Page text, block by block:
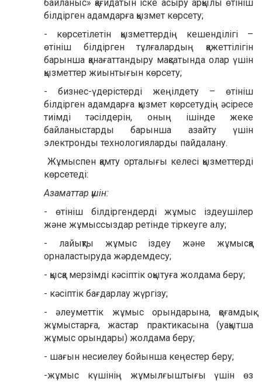
байланыс» қағидатын іске асыру арқылы өтініш
білдірген адамдарға қызмет көрсету;
- көрсетілетін қызметтердің кешенділігі –
өтініш білдірген тұлғалардың қажеттілігін
барынша қанағаттандыру мақсатында олар үшін
қызметтер жиынтығын көрсету;
- бизнес-үдерістерді жеңілдету – өтініш
білдірген адамдарға қызмет көрсетудің әсіресе
тиімді тәсілдерін, оның ішінде жеке
байланыстарды барынша азайту үшін
электронды технологияларды пайдалану.
Жұмыспен қамту орталығы келесі қызметтерді
көрсетеді:
Азаматтар үшін:
- өтініш білдіргендерді жұмыс іздеушілер
және жұмыссыздар ретінде тіркеуге алу;
- лайықты жұмыс іздеу және жұмысқа
орналастыруда жәрдемдесу;
- қысқа мерзімді кәсіптік оқытуға жолдама беру;
- кәсіптік бағдарлау жүргізу;
- әлеуметтік жұмыс орындарына, қоғамдық
жұмыстарға, жастар практикасына (уақытша
жұмыс орындары) жолдама беру;
- шағын несиелеу бойынша кеңестер беру;
-жұмыс күшінің жұмылғыштығы үшін өз